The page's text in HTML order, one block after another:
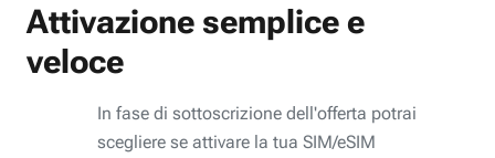
Attivazione semplice e
veloce
In fase di sottoscrizione dell'offerta potrai
scegliere se attivare la tua SIM/eSIM